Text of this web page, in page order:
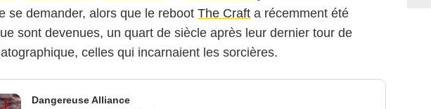
se demander, alors que le reboot The Craft a récemment été
sont devenues, un quart de siècle après leur dernier tour de
celles qui incarnaient les sorcières.
Dangereuse Alliance